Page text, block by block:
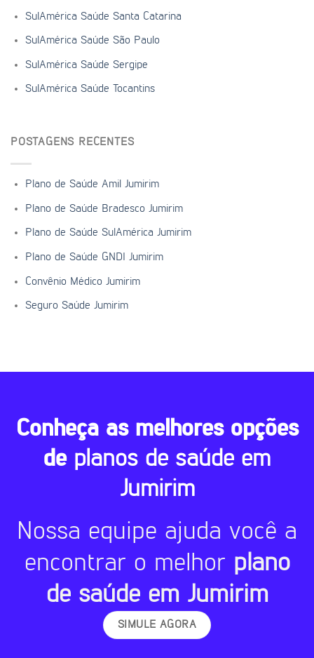
SulAmérica Saúde Santa Catarina
SulAmérica Saúde São Paulo
SulAmérica Saúde Sergipe
SulAmérica Saúde Tocantins
POSTAGENS RECENTES
Plano de Saúde Amil Jumirim
Plano de Saúde Bradesco Jumirim
Plano de Saúde SulAmérica Jumirim
Plano de Saúde GNDI Jumirim
Convênio Médico Jumirim
Seguro Saúde Jumirim
Conheça as melhores opções
de planos de saúde em
Jumirim
Nossa equipe ajuda você a
encontrar o melhor plano
de saúde em Jumirim
SIMULE AGORA